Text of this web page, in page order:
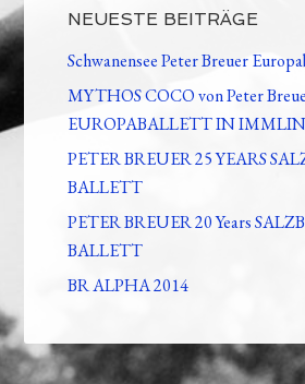
NEUESTE BEITRÄGE
Schwanensee Peter Breuer
MYTHOS COCO von Peter
EUROPABALLETT IN
PETER BREUER 25 YEARS
BALLETT
PETER BREUER 20 Years
BALLETT
BR ALPHA 2014